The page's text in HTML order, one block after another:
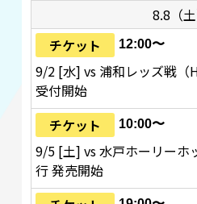
8.8（土
チケット
12:00〜
9/2 [水] vs 浦和レッズ戦（
受付開始
チケット
10:00〜
9/5 [土] vs 水戸ホーリーホ
行 発売開始